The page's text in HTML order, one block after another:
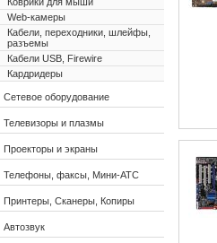
Web-камеры
Кабели, переходники, шлейфы,
разъемы
Кабели USB, Firewire
Кардридеры
Сетевое оборудование
Телевизоры и плазмы
Проекторы и экраны
Телефоны, факсы, Мини-АТС
Принтеры, Сканеры, Копиры
Автозвук